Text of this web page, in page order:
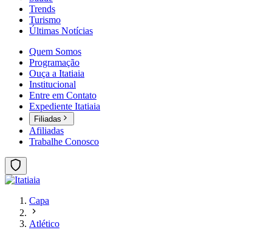
Trends
Turismo
Últimas Notícias
Quem Somos
Programação
Ouça a Itatiaia
Institucional
Entre em Contato
Expediente Itatiaia
Filiadas
Afiliadas
Trabalhe Conosco
Capa
Atlético